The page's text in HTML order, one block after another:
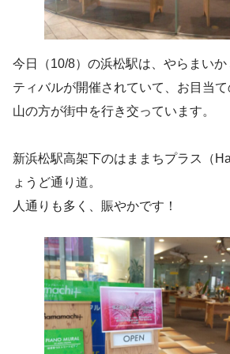
今日（10/8）の浜松駅は、やらまい
ティバルが開催されていて、お目当
山の方が街中を行き交っています。
新浜松駅高架下のはままちプラス（
ょうど通り道。
人通りも多く、賑やかです！